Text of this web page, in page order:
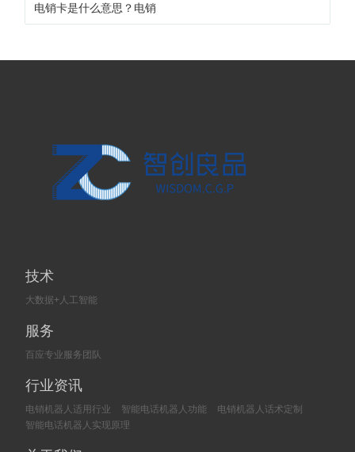
电销卡是什么意思？电销
技术
大数据+人工智能
服务
百应专业服务团队
行业资讯
电销机器人适用行业 智能电话机器人功能
电销机器人话术定制
智能电话机器人实现原理